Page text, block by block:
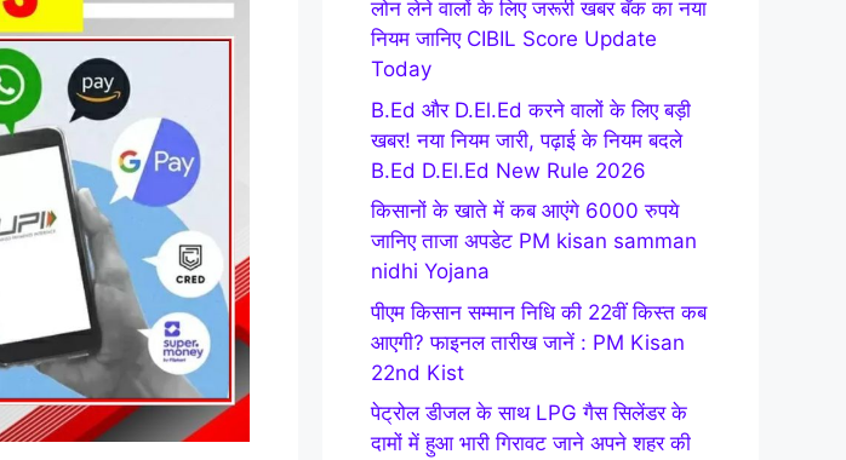
लोन लेने वालों के लिए जरूरी खबर बँक का नया
नियम जानिए CIBIL Score Update
Today
B.Ed और D.El.Ed करने वालों के लिए बड़ी
खबर! नया नियम जारी, पढ़ाई के नियम बदले
B.Ed D.El.Ed New Rule 2026
किसानों के खाते में कब आएंगे 6000 रुपये
जानिए ताजा अपडेट PM kisan samman
nidhi Yojana
पीएम किसान सम्मान निधि की 22वीं किस्त कब
आएगी? फाइनल तारीख जानें : PM Kisan
22nd Kist
पेट्रोल डीजल के साथ LPG गैस सिलेंडर के
दामों में हुआ भारी गिरावट जाने अपने शहर की